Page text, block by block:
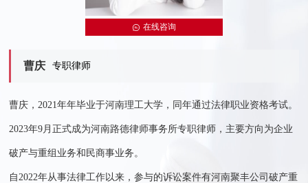
曹庆 专职律师
曹庆，2021年年毕业于河南理工大学，同年通过法律职业资格考试。
2023年9月正式成为河南路德律师事务所专职律师，主要方向为企业
破产与重组业务和民商事业务。
​自2022年从事法律工作以来，参与的诉讼案件有河南聚丰公司破产重
在线咨询